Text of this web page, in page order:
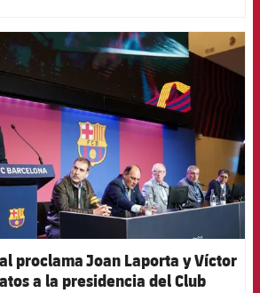
FCB Barcelona badge
proclama Joan Laporta y Víctor
a la presidencia del Club